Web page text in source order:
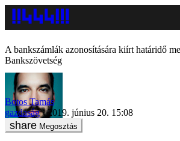
A bankszámlák azonosítására kiírt határidő
Bankszövetség
Botos Tamás
gazdaság
2019. június 20. 15:08
Megosztás